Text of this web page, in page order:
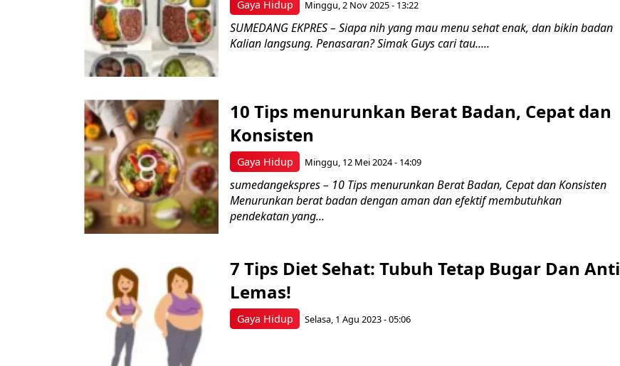
Gaya Hidup Minggu, 2 Nov 2025 - 13:22
SUMEDANG EKPRES – Siapa nih yang mau menu sehat enak, dan bikin badan
Kalian langsung. Penasaran? Simak Guys cari tau.....
Gaya Hidup
10 Tips menurunkan Berat Badan, Cepat dan
Konsisten
Minggu, 12 Mei 2024 - 14:09
sumedangekspres – 10 Tips menurunkan Berat Badan, Cepat dan Konsisten
Menurunkan berat badan dengan aman dan efektif membutuhkan
pendekatan yang...
Gaya Hidup
7 Tips Diet Sehat: Tubuh Tetap Bugar Dan Anti
Lemas!
Selasa, 1 Agu 2023 - 05:06